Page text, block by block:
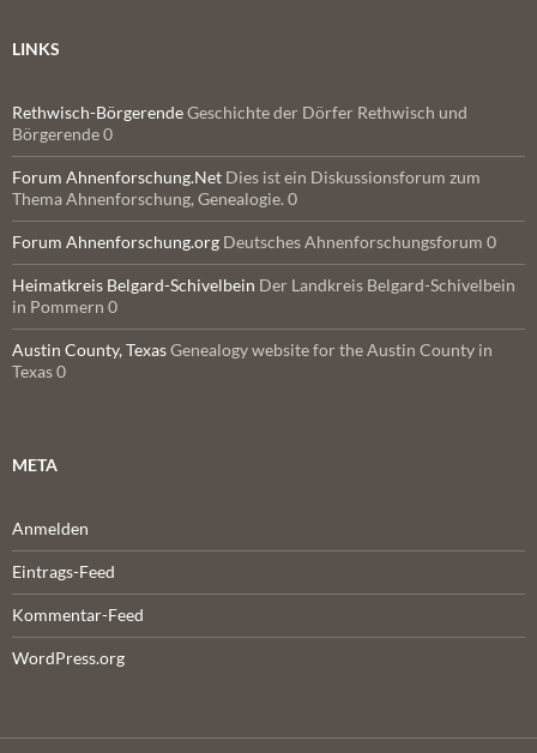
LINKS
Rethwisch-BörgerendeGeschichte der Dörfer Rethwisch und
Börgerende 0
Forum Ahnenforschung.Net Dies ist ein Diskussionsforum zum
Thema Ahnenforschung, Genealogie. 0
Forum Ahnenforschung.org Deutsches Ahnenforschungsforum 0
Heimatkreis Belgard-Schivelbein Der Landkreis Belgard-Schivelbein
in Pommern 0
Austin County, TexasGenealogy website for the Austin County in
Texas 0
META
Anmelden
Eintrags-Feed
Kommentar-Feed
WordPress.org